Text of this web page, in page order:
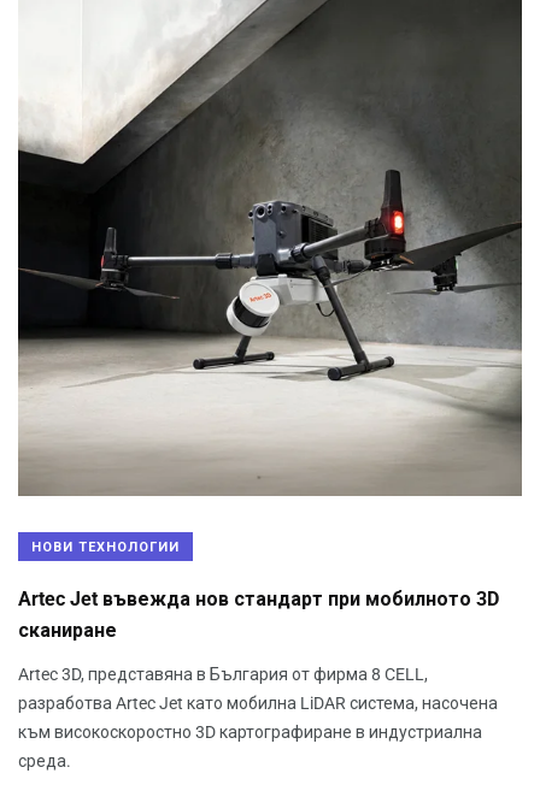
НОВИ ТЕХНОЛОГИИ
Artec Jet въвежда нов стандарт при мобилното 3D
сканиране
Artec 3D, представяна в България от фирма 8 CELL,
разработва Artec Jet като мобилна LiDAR система, насочена
към високоскоростно 3D картографиране в индустриална
среда.